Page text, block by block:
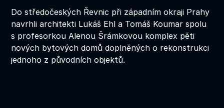
Do středočeských Řevnic při západním okraji Prahy
navrhli architekti Lukáš Ehl a Tomáš Koumar spolu
s profesorkou Alenou Šrámkovou komplex pěti
nových bytových domů doplněných o rekonstrukci
jednoho z původních objektů.